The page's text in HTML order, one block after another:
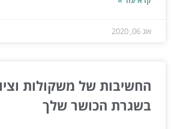
אוג 06, 2020
החשיבות של משקולות
בשגרת הכושר שלך